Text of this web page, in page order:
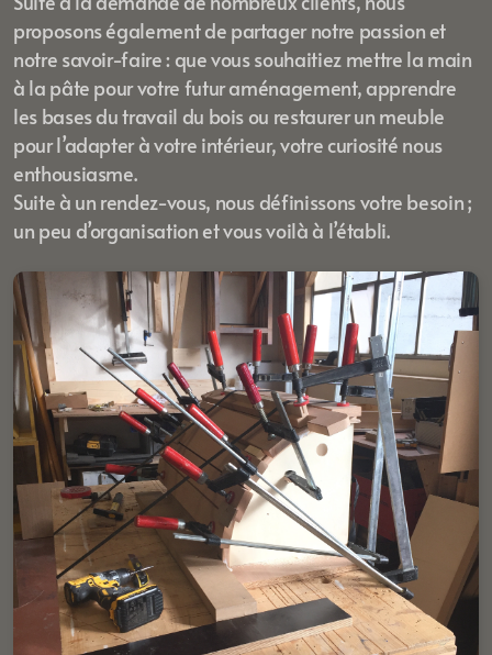
proposons également de partager notre passion et
notre savoir-faire : que vous souhaitiez mettre la main
à la pâte pour votre futur aménagement, apprendre
les bases du travail du bois ou restaurer un meuble
pour l’adapter à votre intérieur, votre curiosité nous
enthousiasme.
Suite à un rendez-vous, nous définissons votre besoin ;
un peu d’organisation et vous voilà à l’établi.